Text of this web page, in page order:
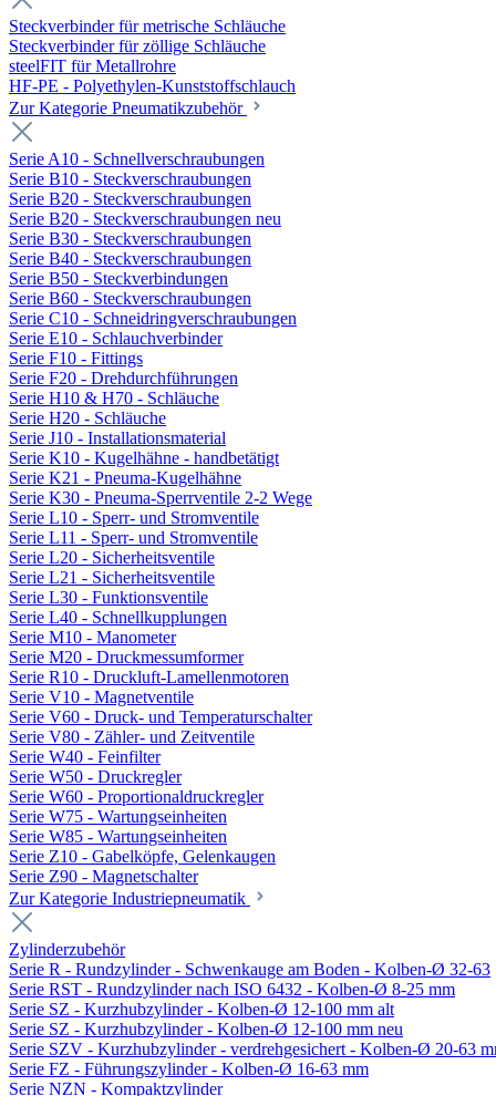
Steckverbinder für metrische Schläuche
Steckverbinder für zöllige Schläuche
steelFIT für Metallrohre
HF-PE - Polyethylen-Kunststoffschlauch
Zur Kategorie Pneumatikzubehör
Serie A10 - Schnellverschraubungen
Serie B10 - Steckverschraubungen
Serie B20 - Steckverschraubungen
Serie B20 - Steckverschraubungen neu
Serie B30 - Steckverschraubungen
Serie B40 - Steckverschraubungen
Serie B50 - Steckverbindungen
Serie B60 - Steckverschraubungen
Serie C10 - Schneidringverschraubungen
Serie E10 - Schlauchverbinder
Serie F10 - Fittings
Serie F20 - Drehdurchführungen
Serie H10 & H70 - Schläuche
Serie H20 - Schläuche
Serie J10 - Installationsmaterial
Serie K10 - Kugelhähne - handbetätigt
Serie K21 - Pneuma-Kugelhähne
Serie K30 - Pneuma-Sperrventile 2-2 Wege
Serie L10 - Sperr- und Stromventile
Serie L11 - Sperr- und Stromventile
Serie L20 - Sicherheitsventile
Serie L21 - Sicherheitsventile
Serie L30 - Funktionsventile
Serie L40 - Schnellkupplungen
Serie M10 - Manometer
Serie M20 - Druckmessumformer
Serie R10 - Druckluft-Lamellenmotoren
Serie V10 - Magnetventile
Serie V60 - Druck- und Temperaturschalter
Serie V80 - Zähler- und Zeitventile
Serie W40 - Feinfilter
Serie W50 - Druckregler
Serie W60 - Proportionaldruckregler
Serie W75 - Wartungseinheiten
Serie W85 - Wartungseinheiten
Serie Z10 - Gabelköpfe, Gelenkaugen
Serie Z90 - Magnetschalter
Zur Kategorie Industriepneumatik
Zylinderzubehör
Serie R - Rundzylinder - Schwenkauge am Boden - Kolben-Ø 32-63
Serie RST - Rundzylinder nach ISO 6432 - Kolben-Ø 8-25 mm
Serie SZ - Kurzhubzylinder - Kolben-Ø 12-100 mm alt
Serie SZ - Kurzhubzylinder - Kolben-Ø 12-100 mm neu
Serie SZV - Kurzhubzylinder - verdrehgesichert - Kolben-Ø 20-63
Serie FZ - Führungszylinder - Kolben-Ø 16-63 mm
Serie NZN - Kompaktzylinder